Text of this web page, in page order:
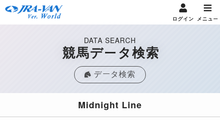
ログイン メニュー
DATA SEARCH
競馬データ検索
データ検索
Midnight Line